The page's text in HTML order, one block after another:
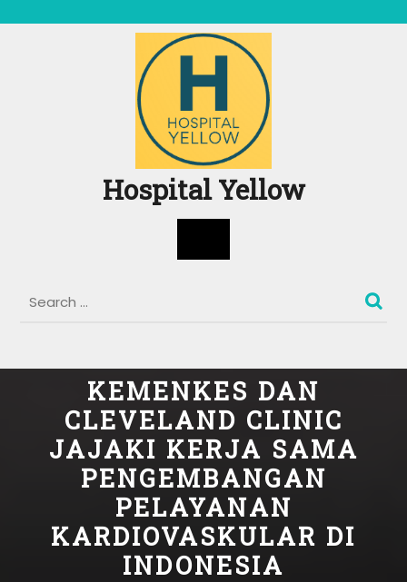
to
Hospital Yellow
KEMENKES DAN
CLEVELAND CLINIC
JAJAKI KERJA SAMA
PENGEMBANGAN
PELAYANAN
KARDIOVASKULAR DI
INDONESIA